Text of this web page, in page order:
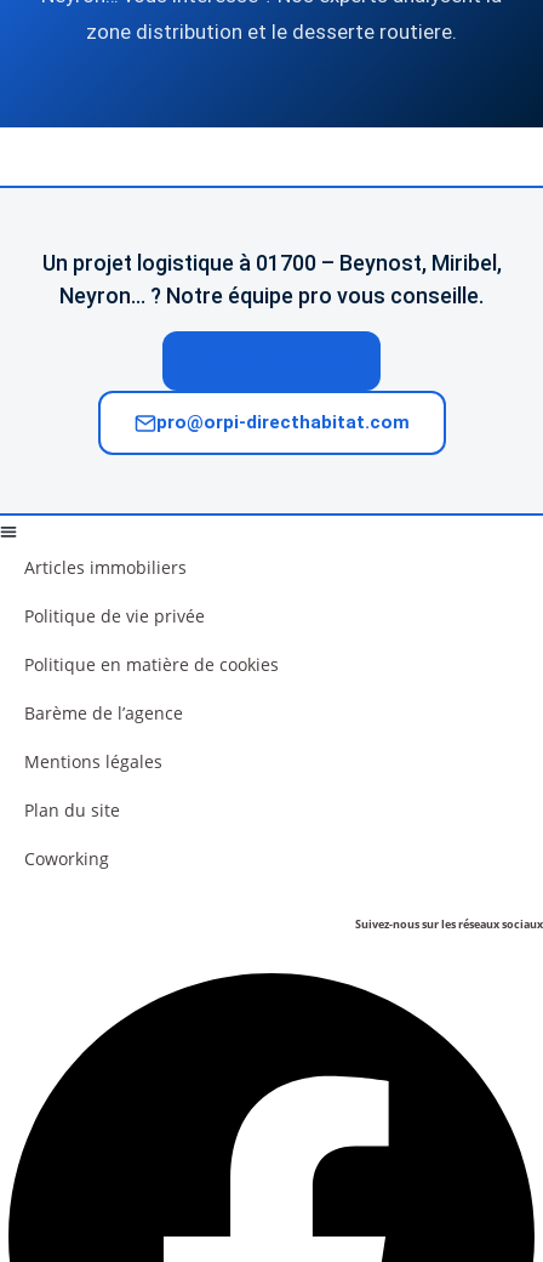
zone distribution et le desserte routiere.
Un projet logistique à 01700 – Beynost, Miribel,
Neyron… ? Notre équipe pro vous conseille.
pro@orpi-directhabitat.com
Articles immobiliers
Politique de vie privée
Politique en matière de cookies
Barème de l’agence
Mentions légales
Plan du site
Coworking
Suivez-nous sur les réseaux sociaux